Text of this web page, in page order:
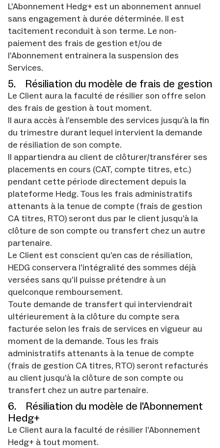
L’Abonnement Hedg+ est un abonnement annuel
sans engagement à durée déterminée. Il est
tacitement reconduit à son terme. Le non-
paiement des frais de gestion et/ou de
l’Abonnement entrainera la suspension des
Services.
5. Résiliation du modèle de frais de gestion
Le Client aura la faculté de résilier son offre selon
des frais de gestion à tout moment.
Il aura accès à l’ensemble des services jusqu’à la fin
du trimestre durant lequel intervient la demande
de résiliation de son compte.
Il appartiendra au client de clôturer/transférer ses
placements en cours (CAT, compte titres, etc.)
pendant cette période directement depuis la
plateforme Hedg. Tous les frais administratifs
attenants à la tenue de compte (frais de gestion
CA titres, RTO) seront dus par le client jusqu’à la
clôture de son compte ou transfert chez un autre
partenaire.
Le Client est conscient qu’en cas de résiliation,
HEDG conservera l'intégralité des sommes déjà
versées sans qu’il puisse prétendre à un
quelconque remboursement.
Toute demande de transfert qui interviendrait
ultérieurement à la clôture du compte sera
facturée selon les frais de services en vigueur au
moment de la demande. Tous les frais
administratifs attenants à la tenue de compte
(frais de gestion CA titres, RTO) seront refacturés
au client jusqu’à la clôture de son compte ou
transfert chez un autre partenaire.
6. Résiliation du modèle de l'Abonnement
Hedg+
Le Client aura la faculté de résilier l’Abonnement
Hedg+ à tout moment.